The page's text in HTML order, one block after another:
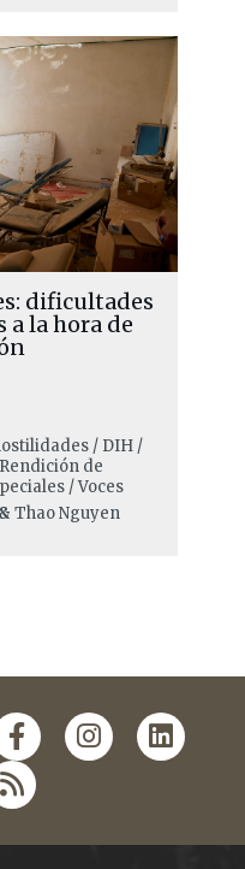
dificultades
a la hora de
/ DIH /
de
/ Voces
Thao Nguyen